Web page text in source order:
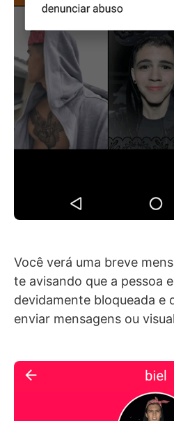
Você verá uma breve
te avisando que a pessoa
devidamente bloqueada e
enviar mensagens ou